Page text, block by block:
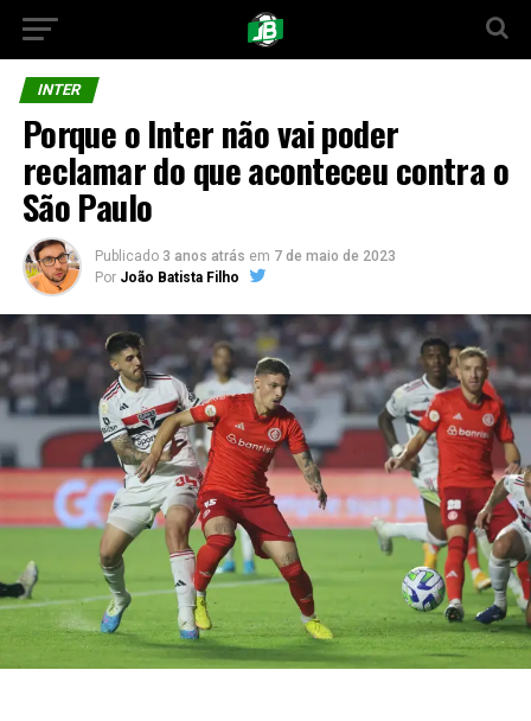
INTER
Porque o Inter não vai poder
reclamar do que aconteceu contra o
São Paulo
Publicado 3 anos atrás em 7 de maio de 2023
Por João Batista Filho